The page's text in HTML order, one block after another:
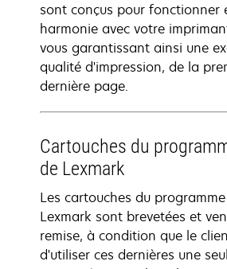
sont conçus pour fonctionner
harmonie avec votre
vous garantissant ainsi une
qualité d'impression, de la
dernière page.
Cartouches du
de Lexmark
Les cartouches du
Lexmark sont brevetées et
remise, à condition que le
d'utiliser ces dernières une